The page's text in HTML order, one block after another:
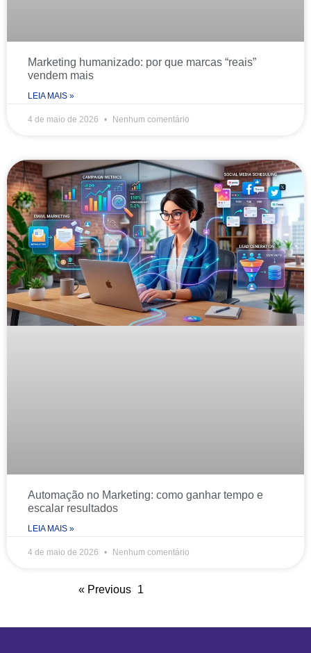
Marketing humanizado: por que marcas “reais”
vendem mais
LEIA MAIS »
4 de maio de 2026 Nenhum comentário
Automação no Marketing: como ganhar tempo e
escalar resultados
LEIA MAIS »
4 de maio de 2026 Nenhum comentário
« Previous 1